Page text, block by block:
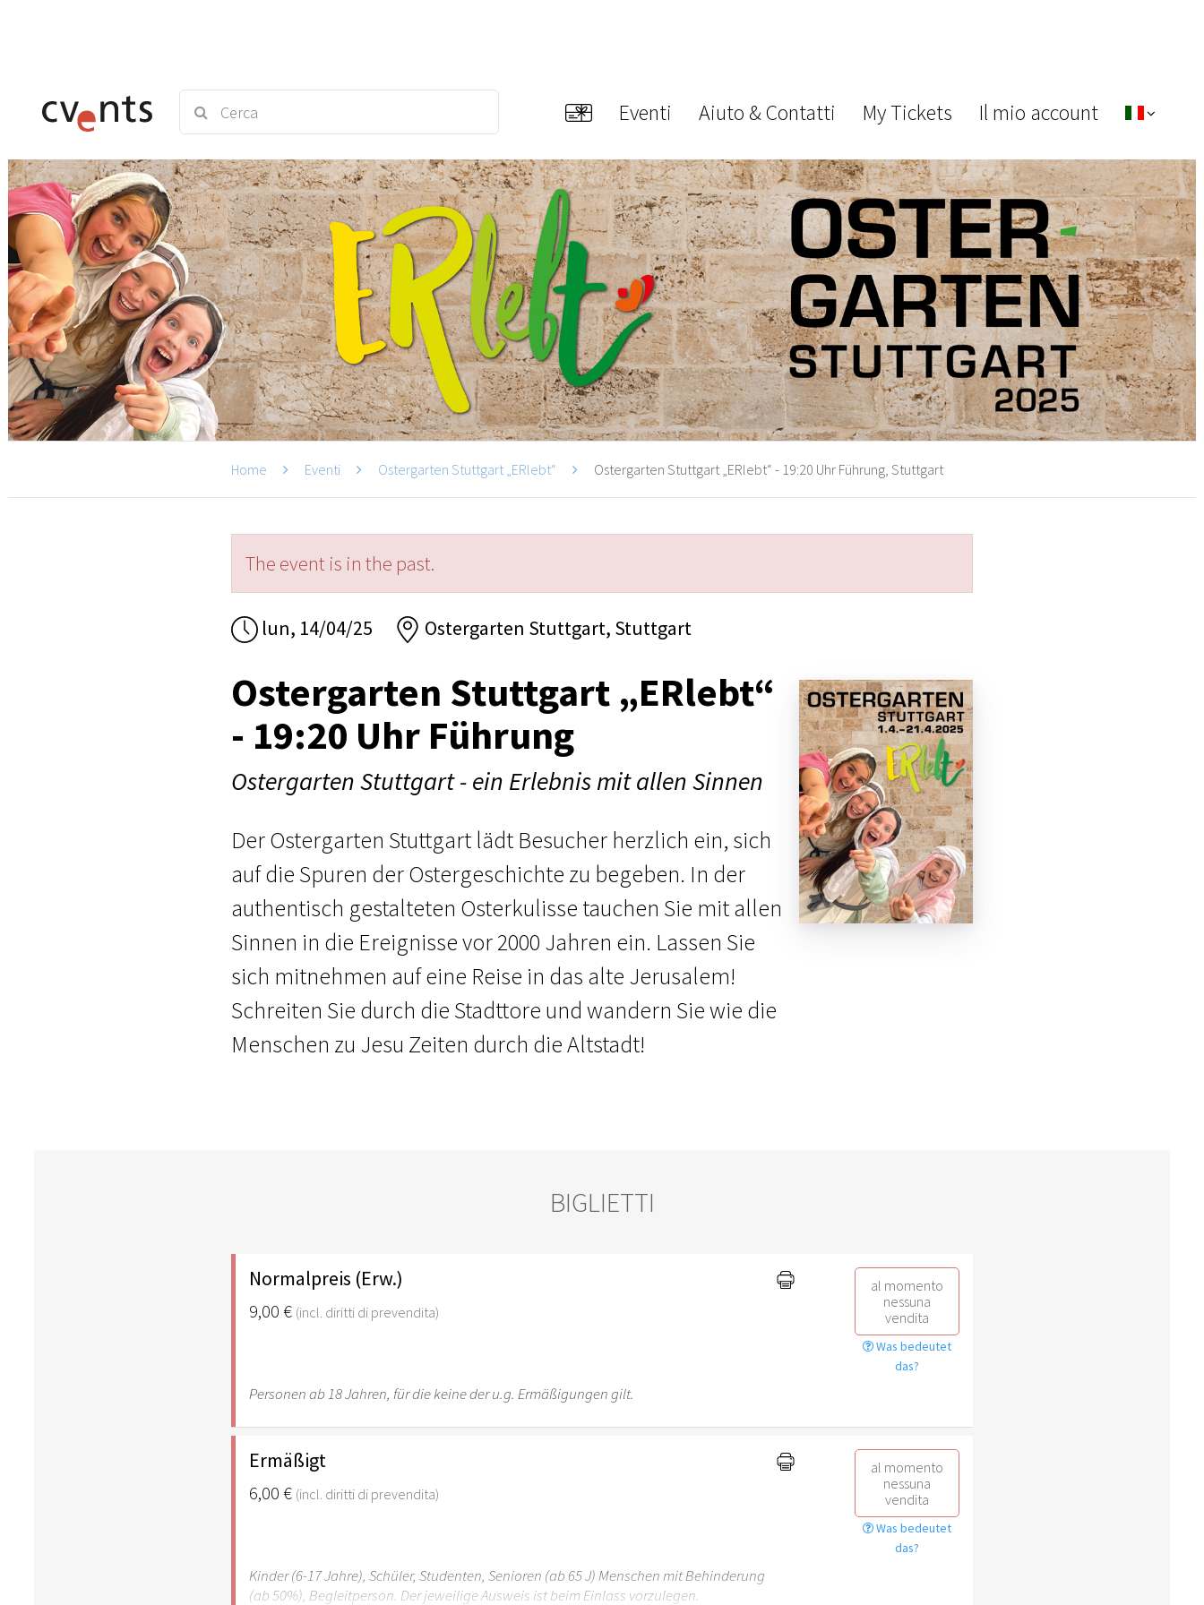
Eventi Aiuto & Contatti My Tickets Il mio account
Home Eventi Ostergarten Stuttgart „ERlebt“ Ostergarten Stuttgart „ERlebt“ - 19:20 Uhr Führung, Stuttgart
The event is in the past.
lun, 14/04/25 Ostergarten Stuttgart, Stuttgart
Ostergarten Stuttgart „ERlebt“
- 19:20 Uhr Führung
Ostergarten Stuttgart - ein Erlebnis mit allen Sinnen
Der Ostergarten Stuttgart lädt Besucher herzlich ein, sich
auf die Spuren der Ostergeschichte zu begeben. In der
authentisch gestalteten Osterkulisse tauchen Sie mit allen
Sinnen in die Ereignisse vor 2000 Jahren ein. Lassen Sie
sich mitnehmen auf eine Reise in das alte Jerusalem!
Schreiten Sie durch die Stadttore und wandern Sie wie die
Menschen zu Jesu Zeiten durch die Altstadt!
BIGLIETTI
Normalpreis (Erw.)
9,00 € (incl. diritti di prevendita)
al momento
nessuna
vendita
Was bedeutet
das?
Personen ab 18 Jahren, für die keine der u.g. Ermäßigungen gilt.
Ermäßigt
6,00 € (incl. diritti di prevendita)
al momento
nessuna
vendita
Was bedeutet
das?
Kinder (6-17 Jahre), Schüler, Studenten, Senioren (ab 65 J) Menschen mit Behinderung
(ab 50%), Begleitperson. Der jeweilige Ausweis ist beim Einlass vorzulegen.